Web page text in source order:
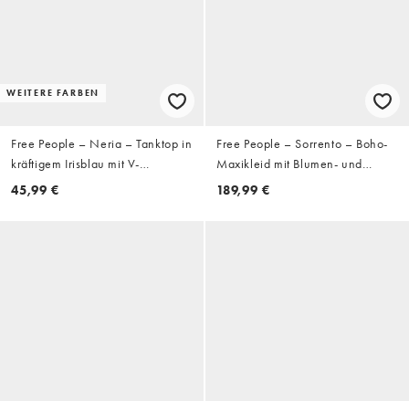
WEITERE FARBEN
Free People – Neria – Tanktop in
kräftigem Irisblau mit V-
Ausschnitt
45,99 €
Free People – Sorrento – Boho-
Maxikleid mit Blumen- und
Blaubeeren-Design
189,99 €